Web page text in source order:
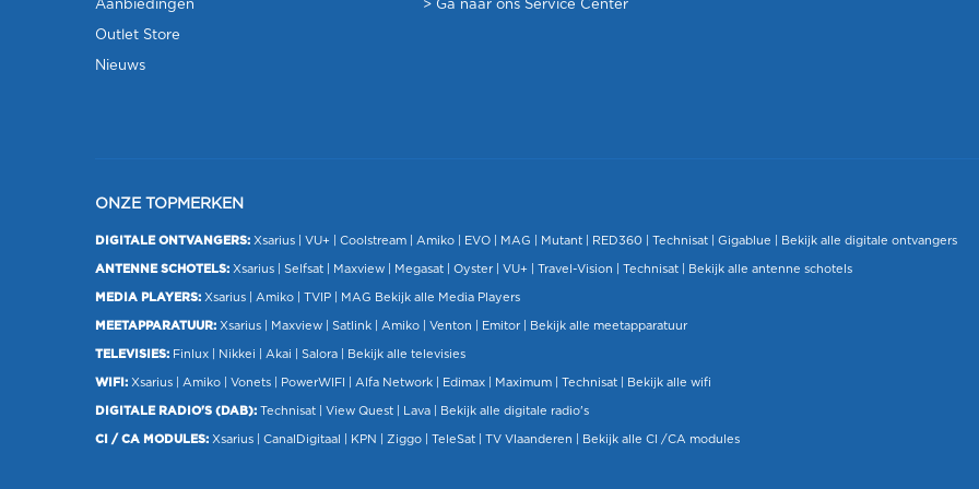
Aanbiedingen
Outlet Store
Nieuws
> Ga naar ons Service Center
ONZE TOPMERKEN
DIGITALE ONTVANGERS: Xsarius VU+ | Coolstream | Amiko EVO MAG Mutant | RED360 | Technisat Gigablue Bekijk alle digitale ontvangers
ANTENNE SCHOTELS: Xsarius Selfsat Maxview Megasat | Oyster | VU+ Travel-Vision Technisat Bekijk alle antenne schotels
MEDIA PLAYERS: Xsarius Amiko TVIP MAG Bekijk alle Media Players
MEETAPPARATUUR: Xsarius Maxview Satlink Amiko Venton Emitor Bekijk alle meetapparatuur
TELEVISIES: Finlux | Nikkei | Akai Salora Bekijk alle televisies
WIFI: Xsarius Amiko Vonets PowerWIFI Alfa Network Edimax | Maximum | Technisat Bekijk alle wifi
DIGITALE RADIO'S (DAB): Technisat View Quest Lava Bekijk alle digitale radio's
CI / CA MODULES: Xsarius CanalDigitaal KPN Ziggo TeleSat TV Vlaanderen Bekijk alle CI /CA modules